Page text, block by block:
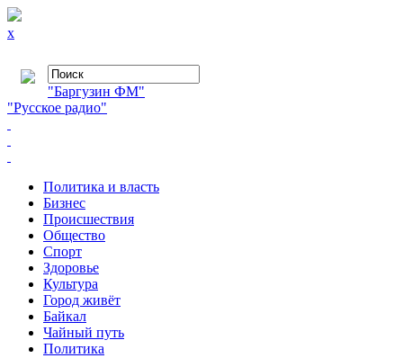
x
"Баргузин ФМ"
"Русское радио"
Политика и власть
Бизнес
Происшествия
Общество
Cпорт
Здоровье
Культура
Город живёт
Байкал
Чайный путь
Политика